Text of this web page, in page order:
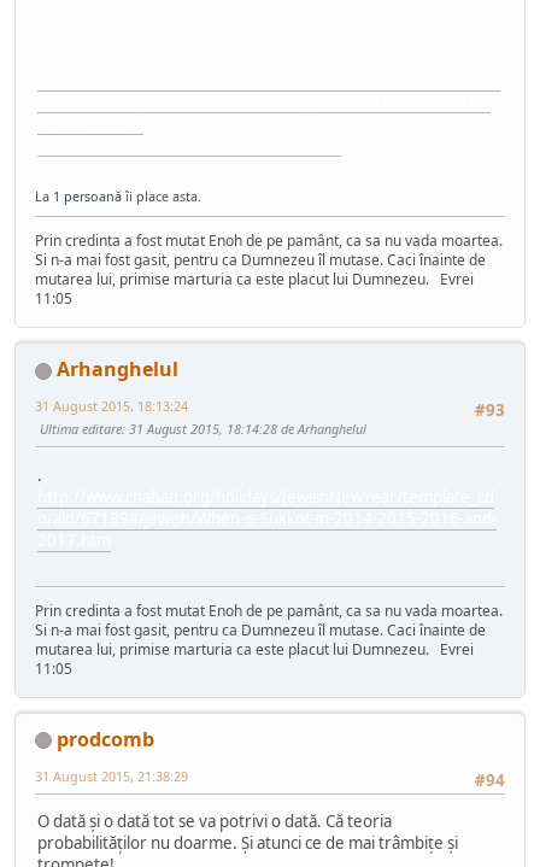
La 1 persoanăîi place asta.
Prin credinta a fost mutat Enoh de pe pamânt, ca sa nu vada moartea.
Si n-a mai fost gasit, pentru ca Dumnezeu îl mutase. Caci înainte de
mutarea lui, primise marturia ca este placut lui Dumnezeu. Evrei
11:05
Arhanghelul
#93
31 August 2015, 18:13:24
Ultima editare: 31 August 2015, 18:14:28 de Arhanghelul
.
Prin credinta a fost mutat Enoh de pe pamânt, ca sa nu vada moartea.
Si n-a mai fost gasit, pentru ca Dumnezeu îl mutase. Caci înainte de
mutarea lui, primise marturia ca este placut lui Dumnezeu. Evrei
11:05
prodcomb
#94
31 August 2015, 21:38:29
O dată şi o dată tot se va potrivi o dată. Că teoria
probabilităţilor nu doarme. Şi atunci ce de mai trâmbiţe şi